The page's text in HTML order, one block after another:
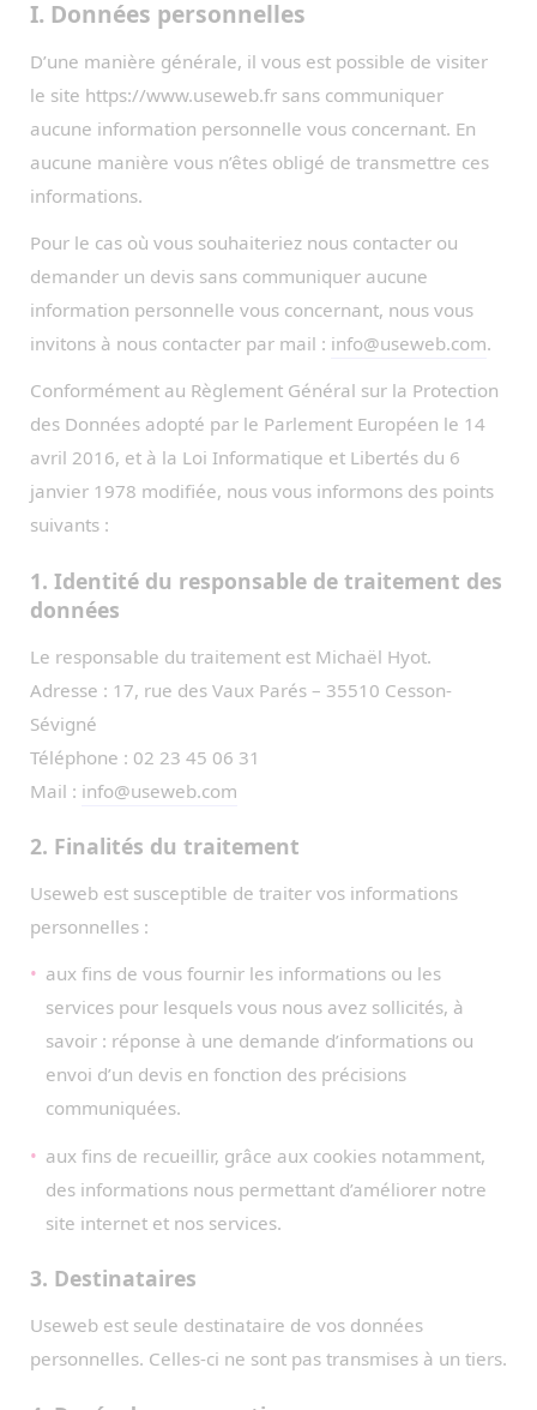
I. Données personnelles
D’une manière générale, il vous est possible de visiter
le site https://www.useweb.fr sans communiquer
aucune information personnelle vous concernant. En
aucune manière vous n’êtes obligé de transmettre ces
informations.
Pour le cas où vous souhaiteriez nous contacter ou
demander un devis sans communiquer aucune
information personnelle vous concernant, nous vous
invitons à nous contacter par mail : info@useweb.com.
Conformément au Règlement Général sur la Protection
des Données adopté par le Parlement Européen le 14
avril 2016, et à la Loi Informatique et Libertés du 6
janvier 1978 modifiée, nous vous informons des points
suivants :
1. Identité du responsable de traitement des
données
Le responsable du traitement est Michaël Hyot.
Adresse : 17, rue des Vaux Parés – 35510 Cesson-
Sévigné
Téléphone : 02 23 45 06 31
Mail : info@useweb.com
2. Finalités du traitement
Useweb est susceptible de traiter vos informations
personnelles :
aux fins de vous fournir les informations ou les
services pour lesquels vous nous avez sollicités, à
savoir : réponse à une demande d’informations ou
envoi d’un devis en fonction des précisions
communiquées.
aux fins de recueillir, grâce aux cookies notamment,
des informations nous permettant d’améliorer notre
site internet et nos services.
3. Destinataires
Useweb est seule destinataire de vos données
personnelles. Celles-ci ne sont pas transmises à un tiers.